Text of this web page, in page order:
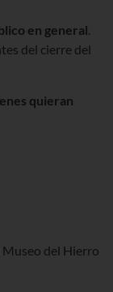
en general.
del cierre del
quieran
del Hierro